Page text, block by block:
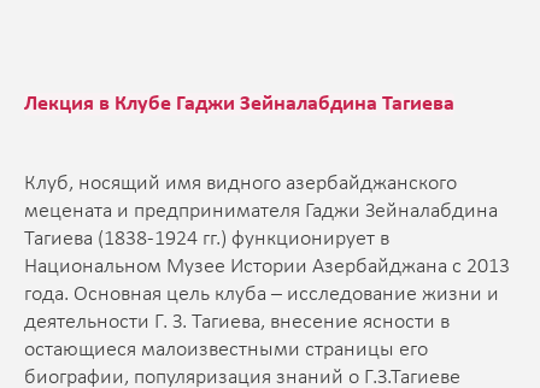
Лекция в Клубе Гаджи Зейналабдина Тагиева
Клуб, носящий имя видного азербайджанского
мецената и предпринимателя Гаджи Зейналабдина
Тагиева (1838-1924 гг.) функционирует в
Национальном Музее Истории Азербайджана с 2013
года. Основная цель клуба – исследование жизни и
деятельности Г. З. Тагиева, внесение ясности в
остающиеся малоизвестными страницы его
биографии, популяризация знаний о Г.З.Тагиеве